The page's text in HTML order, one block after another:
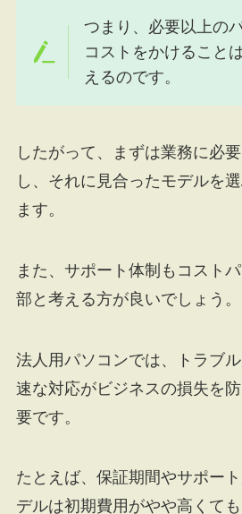
つまり、必要以上の
コストをかけること
えるのです。
したがって、まずは業務に必
し、それに見合ったモデルを
ます。
また、サポート体制もコスト
部と考える方が良いでしょう。
法人用パソコンでは、トラブ
速な対応がビジネスの損失を
要です。
たとえば、保証期間やサポー
デルは初期費用がやや高くて